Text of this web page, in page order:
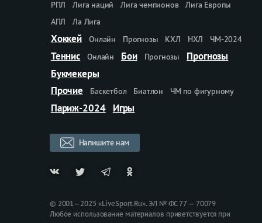
РПЛ
Лига наций Лига чемпионов
Лига Европы
АПЛ
Ла Лига
Хоккей Онлайн Прогнозы КХЛ НХЛ ЧМ-2024
Теннис Онлайн Бои Прогнозы
Прогнозы
Букмекеры
Прочие
Баскетбол Биатлон ЧМ по фигурному
Париж-2024 Игры
Напишите нам
© 2001—2025 «LiveSport.Ru». ЭЛ № ФС 77 — 70079
Любое использование материалов приветствуется при